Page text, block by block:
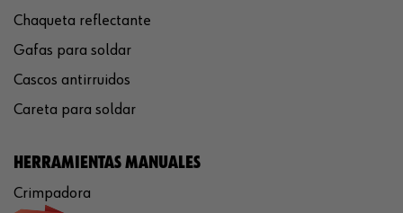
Chaqueta reflectante
Gafas para soldar
Cascos antirruidos
Careta para soldar
HERRAMIENTAS MANUALES
Crimpadora